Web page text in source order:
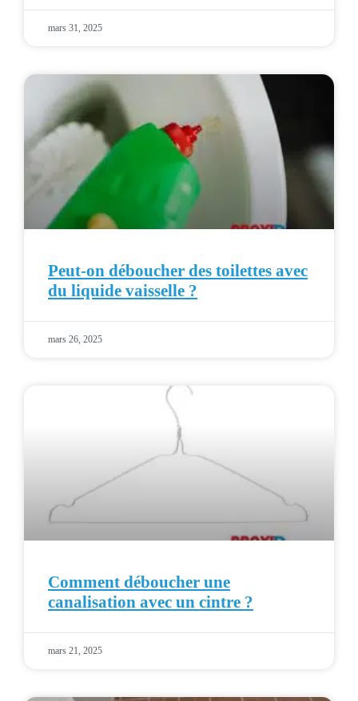
mars 31, 2025
Peut-on déboucher des toilettes avec
du liquide vaisselle ?
mars 26, 2025
Comment déboucher une
canalisation avec un cintre ?
mars 21, 2025